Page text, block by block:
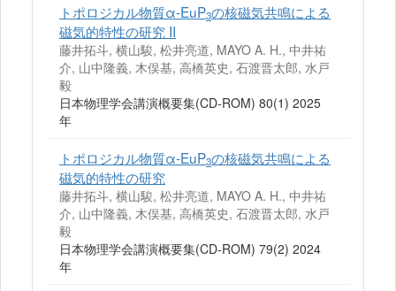
トポロジカル物質α-EuP3の核磁気共鳴による
磁気的特性の研究 II
藤井拓斗, 横山駿, 松井亮道, MAYO A. H., 中井祐
介, 山中隆義, 木俣基, 高橋英史, 石渡晋太郎, 水戸
毅
日本物理学会講演概要集(CD-ROM) 80(1) 2025
年
トポロジカル物質α-EuP3の核磁気共鳴による
磁気的特性の研究
藤井拓斗, 横山駿, 松井亮道, MAYO A. H., 中井祐
介, 山中隆義, 木俣基, 高橋英史, 石渡晋太郎, 水戸
毅
日本物理学会講演概要集(CD-ROM) 79(2) 2024
年